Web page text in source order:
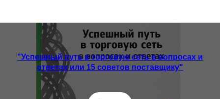
"Успешный путь в торговую сеть в вопросах и
ответах или 15 советов поставщику"